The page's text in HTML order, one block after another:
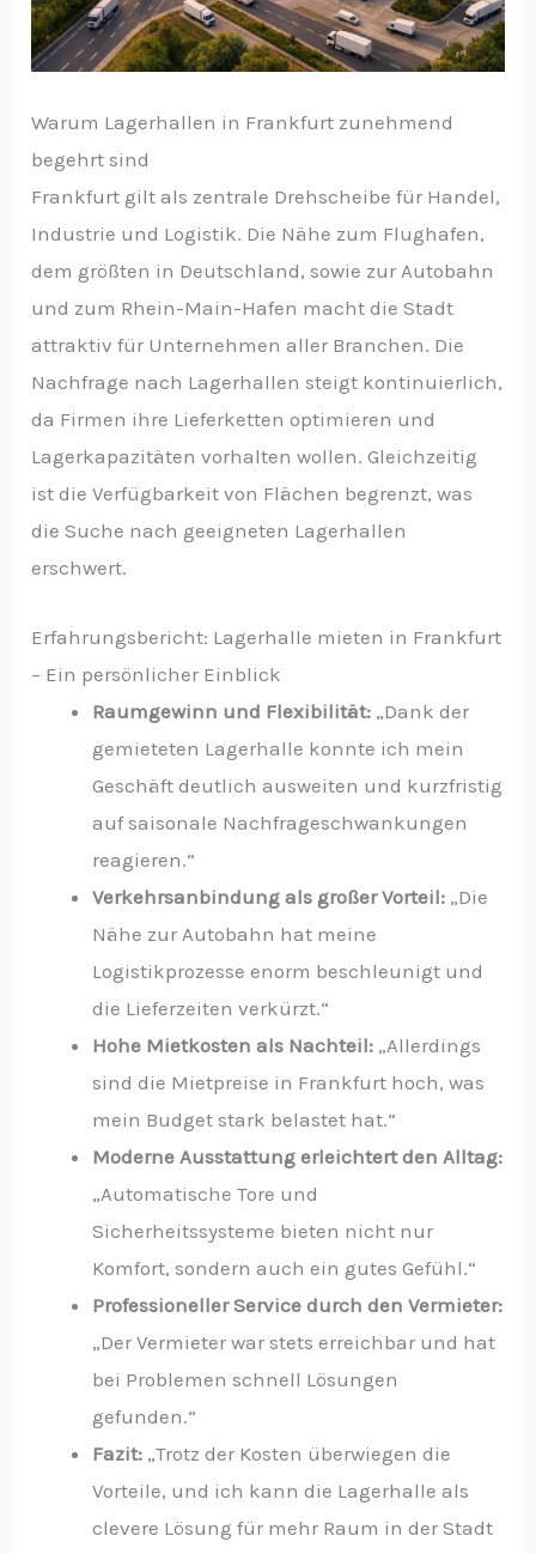
Warum Lagerhallen in Frankfurt zunehmend
begehrt sind
Frankfurt gilt als zentrale Drehscheibe für Handel,
Industrie und Logistik. Die Nähe zum Flughafen,
dem größten in Deutschland, sowie zur Autobahn
und zum Rhein-Main-Hafen macht die Stadt
attraktiv für Unternehmen aller Branchen. Die
Nachfrage nach Lagerhallen steigt kontinuierlich,
da Firmen ihre Lieferketten optimieren und
Lagerkapazitäten vorhalten wollen. Gleichzeitig
ist die Verfügbarkeit von Flächen begrenzt, was
die Suche nach geeigneten Lagerhallen
erschwert.
Erfahrungsbericht: Lagerhalle mieten in Frankfurt
– Ein persönlicher Einblick
Raumgewinn und Flexibilität: „Dank der
gemieteten Lagerhalle konnte ich mein
Geschäft deutlich ausweiten und kurzfristig
auf saisonale Nachfrageschwankungen
reagieren.“
Verkehrsanbindung als großer Vorteil: „Die
Nähe zur Autobahn hat meine
Logistikprozesse enorm beschleunigt und
die Lieferzeiten verkürzt.“
Hohe Mietkosten als Nachteil: „Allerdings
sind die Mietpreise in Frankfurt hoch, was
mein Budget stark belastet hat.“
Moderne Ausstattung erleichtert den Alltag:
„Automatische Tore und
Sicherheitssysteme bieten nicht nur
Komfort, sondern auch ein gutes Gefühl.“
Professioneller Service durch den Vermieter:
„Der Vermieter war stets erreichbar und hat
bei Problemen schnell Lösungen
gefunden.“
Fazit: „Trotz der Kosten überwiegen die
Vorteile, und ich kann die Lagerhalle als
clevere Lösung für mehr Raum in der Stadt